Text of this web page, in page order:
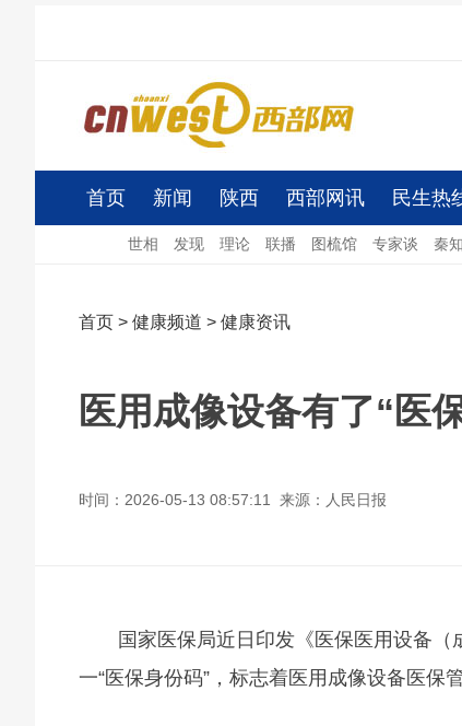
首页 新闻 陕西 西部网讯 民生热
世相 发现 理论 联播 图梳馆 专家谈 秦
首页 > 健康频道 > 健康资讯
医用成像设备有了“医
时间：2026-05-13 08:57:11 来源：人民日报
国家医保局近日印发《医保医用设备
一“医保身份码”，标志着医用成像设备医保